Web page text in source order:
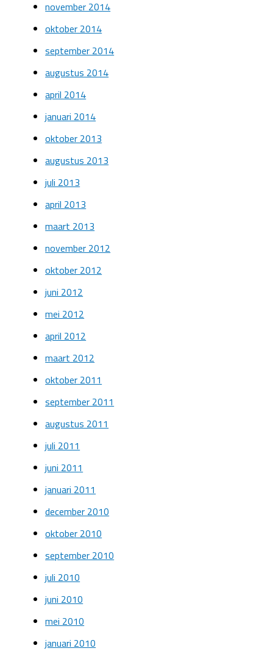
november 2014
oktober 2014
september 2014
augustus 2014
april 2014
januari 2014
oktober 2013
augustus 2013
juli 2013
april 2013
maart 2013
november 2012
oktober 2012
juni 2012
mei 2012
april 2012
maart 2012
oktober 2011
september 2011
augustus 2011
juli 2011
juni 2011
januari 2011
december 2010
oktober 2010
september 2010
juli 2010
juni 2010
mei 2010
januari 2010